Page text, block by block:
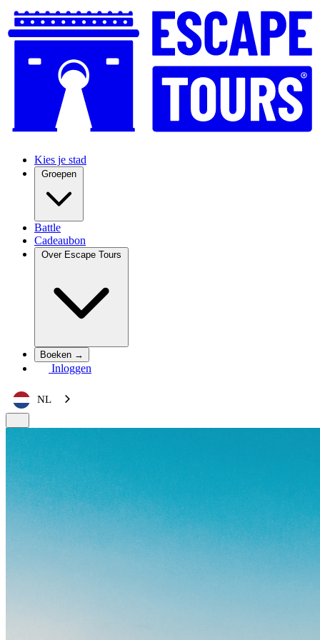
Kies je stad
Groepen
Battle
Cadeaubon
Over Escape Tours
Boeken →
Inloggen
NL